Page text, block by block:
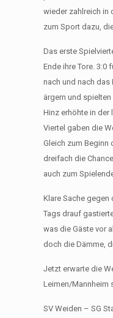
wieder zahlreich in
zum Sport dazu,
Das erste
Ende ihre Tore.
nach und nach das
ärgern und
Hinz erhöhte in der
Viertel gaben die
Gleich zum Beginn
dreifach die
auch zum
Klare Sache gegen
Tags drauf
was die Gäste vor
doch die Dämme,
Jetzt erwarte die
Leimen/Mannheim
SV Weiden – SG